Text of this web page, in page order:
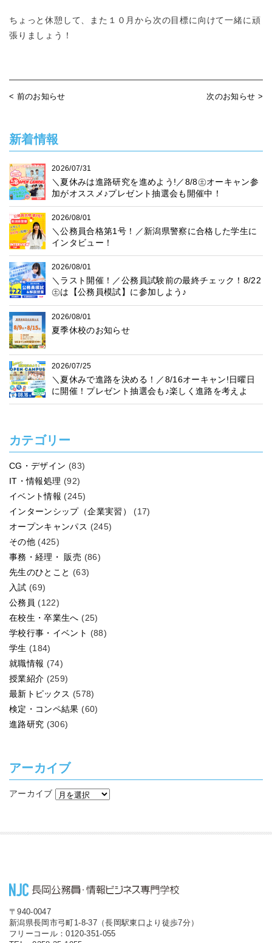
ちょっと休憩して、また１０月から次の目標に向けて一緒に頑
張りましょう！
< 前のお知らせ 次のお知らせ >
新着情報
2026/07/31
＼夏休みは進路研究を進めよう!／8/8㊏オーキャン参
加がオススメ♪プレゼント抽選会も開催中！
2026/08/01
＼公務員合格第1号！／新潟県警察に合格した学生に
インタビュー！
2026/08/01
＼ラスト開催！／公務員試験前の最終チェック！8/22
㊏は【公務員模試】に参加しよう♪
2026/08/01
夏季休校のお知らせ
2026/07/25
＼夏休みで進路を決める！／8/16オーキャン!日曜日
に開催！プレゼント抽選会も♪楽しく進路を考えよ
う！
カテゴリー
CG・デザイン (83)
IT・情報処理 (92)
イベント情報 (245)
インターンシップ（企業実習）
(17)
オープンキャンパス (245)
その他 (425)
事務・経理・ 販売 (86)
先生のひとこと (63)
入試 (69)
公務員 (122)
在校生・卒業生へ (25)
学校行事・イベント (88)
学生 (184)
就職情報 (74)
授業紹介 (259)
最新トピックス (578)
検定・コンペ結果 (60)
進路研究 (306)
アーカイブ
アーカイブ
〒940-0047
新潟県長岡市弓町1-8-37（長岡駅東口より徒歩7分）
フリーコール：0120-351-055